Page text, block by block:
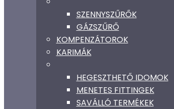
SZENNYSZŰRŐK
GÁZSZŰRŐ
KOMPENZÁTOROK
KARIMÁK
HEGESZTHETŐ IDOMOK
MENETES FITTINGEK
SAVÁLLÓ TERMÉKEK